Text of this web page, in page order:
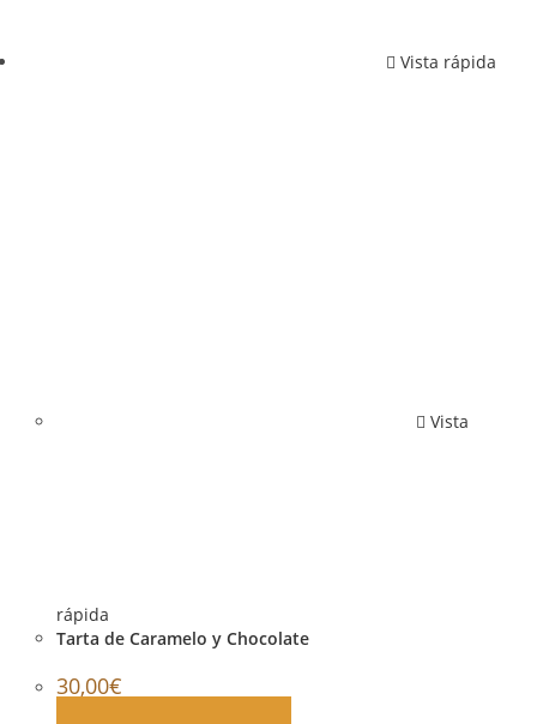
Vista rápida
Vista
rápida
Tarta de Caramelo y Chocolate
30,00€